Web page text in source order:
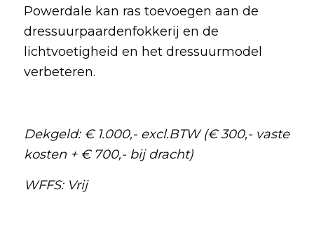
Powerdale kan ras toevoegen aan de
dressuurpaardenfokkerij en de
lichtvoetigheid en het dressuurmodel
verbeteren.
Dekgeld: € 1.000,- excl.BTW (€ 300,- vaste
kosten + € 700,- bij dracht)
WFFS: Vrij